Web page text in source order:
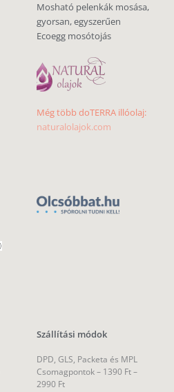
Mosható pelenkák mosása,
gyorsan, egyszerűen
Ecoegg mosótojás
Még több doTERRA illóolaj:
naturalolajok.com
Szállítási módok
DPD, GLS, Packeta és MPL
Csomagpontok – 1390 Ft –
2990 Ft